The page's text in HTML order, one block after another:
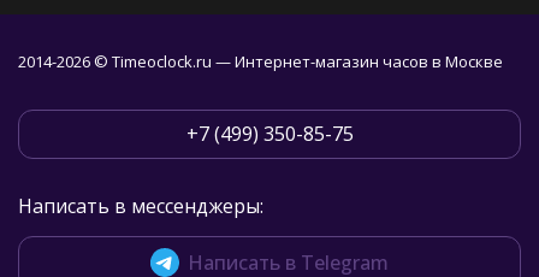
2014-2026 © Timeoclock.ru — Интернет-магазин часов в Москве
+7 (499) 350-85-75
Написать в мессенджеры:
Написать в Telegram